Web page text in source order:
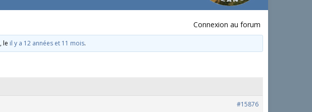
Connexion au forum
, le il y a 12 années et 11 mois.
#15876